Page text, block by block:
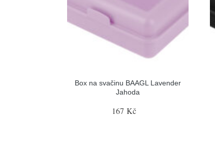
Box na svačinu BAAGL Lavender
Jahoda
167 Kč